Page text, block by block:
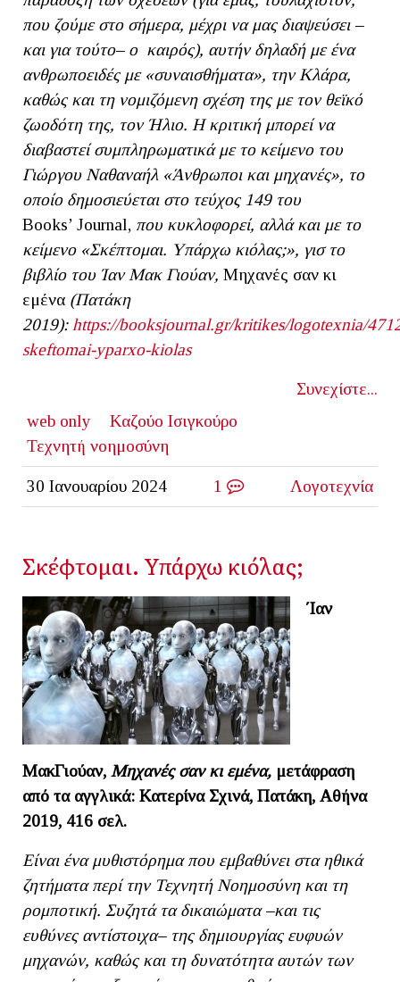
που ζούμε στο σήμερα, μέχρι να μας διαψεύσει –
και για τούτο– ο καιρός), αυτήν δηλαδή με ένα
ανθρωποειδές με «συναισθήματα», την Κλάρα,
καθώς και τη νομιζόμενη σχέση της με τον θεϊκό
ζωοδότη της, τον Ήλιο. Η κριτική μπορεί να
διαβαστεί συμπληρωματικά με το κείμενο του
Γιώργου Ναθαναήλ «Άνθρωποι και μηχανές», το
οποίο δημοσιεύεται στο τεύχος 149 του
Βooks’ Journal, που κυκλοφορεί, αλλά και με το
κείμενο «Σκέπτομαι. Υπάρχω κιόλας;», γισ το
βιβλίο του Ίαν Μακ Γιούαν, Μηχανές σαν κι
εμένα (Πατάκη
2019): https://booksjournal.gr/kritikes/logotexnia/
skeftomai-yparxo-kiolas
Συνεχίστε...
web only
Καζούο Ισιγκούρο
Τεχνητή νοημοσύνη
30 Ιανουαρίου 2024 1 Λογοτεχνία
Σκέφτομαι. Υπάρχω κιόλας;
΄Ιαν
ΜακΓιούαν, Μηχανές σαν κι εμένα, μετάφραση
από τα αγγλικά: Κατερίνα Σχινά, Πατάκη, Αθήνα
2019, 416 σελ.
Είναι ένα μυθιστόρημα που εμβαθύνει στα ηθικά
ζητήματα περί την Τεχνητή Νοημοσύνη και τη
ρομποτική. Συζητά τα δικαιώματα –και τις
ευθύνες αντίστοιχα– της δημιουργίας ευφυών
μηχανών, καθώς και τη δυνατότητα αυτών των